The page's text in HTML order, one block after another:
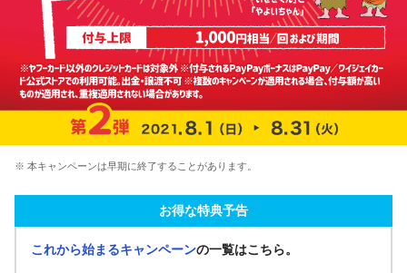
※ 本キャンペーンは早期に終了することがあります。
お得な特典予告
これから始まるキャンペーンの一覧はこちら。